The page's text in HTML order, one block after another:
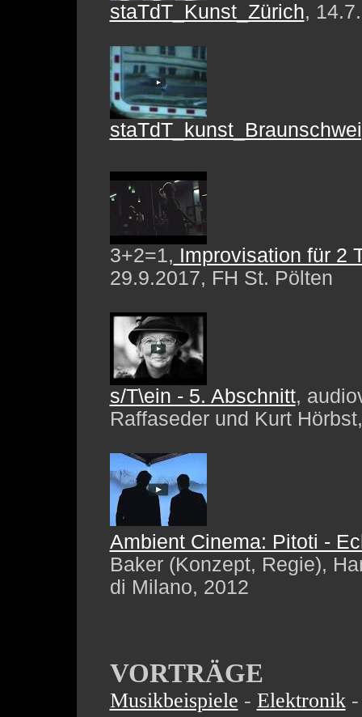
staTdT_Kunst_Zürich,
3+2=1, Improvisation für 2
29.9.2017, FH St. Pölten
s/T\ein - 5. Abschnitt,
Raffaseder und Kurt
Ambient Cinema: Pitoti -
Baker (Konzept, Regie),
di Milano, 2012
VORTRÄGE
Musikbeispiele - Elektronik